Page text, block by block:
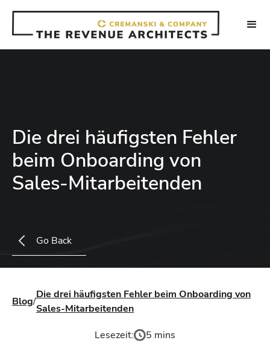
Die drei häufigsten Fehler
beim Onboarding von
Sales-Mitarbeitenden
Go Back
Blog/
Die drei häufigsten Fehler beim Onboarding von
Sales-Mitarbeitenden
Lesezeit:
5 mins